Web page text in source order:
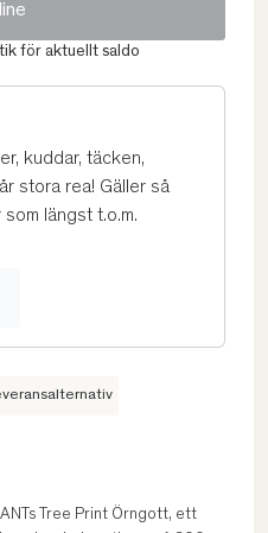
för aktuellt saldo
kuddar, täcken,
stora rea! Gäller så
längst t.o.m.
Tree Print Örngott, ett